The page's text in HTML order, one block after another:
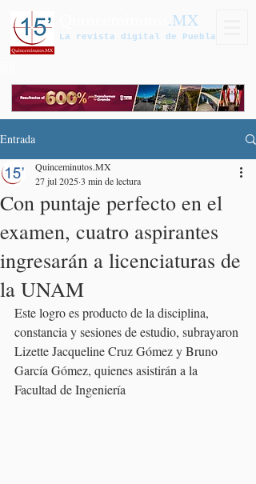
.MX
La revista digital de Puebla
Entrada
Con puntaje perfecto en el
examen, cuatro aspirantes
ingresarán a licenciaturas de
la UNAM
Quinceminutos.MX
27 jul 20253 min de lectura
Este logro es producto de la disciplina,
constancia y sesiones de estudio, subrayaron
Lizette Jacqueline Cruz Gómez y Bruno
García Gómez, quienes asistirán a la
Facultad de Ingeniería